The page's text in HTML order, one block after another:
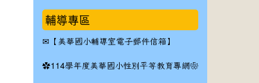
輔導專區
✉ 【美華國小輔導室電子郵件信箱】
✿114學年度美華國小性別平等教育專網❀